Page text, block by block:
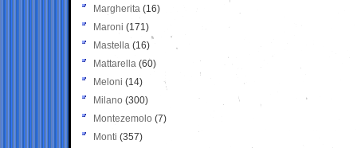
Margherita (16)
Maroni (171)
Mastella (16)
Mattarella (60)
Meloni (14)
Milano (300)
Montezemolo (7)
Monti (357)